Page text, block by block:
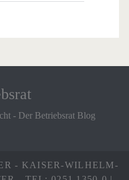
- Der Betriebsrat Blog
- KAISER-WILHELM-